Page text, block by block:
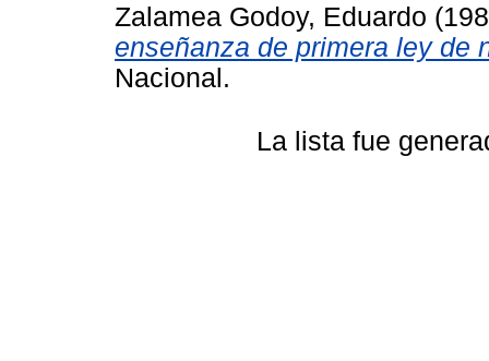
Zalamea Godoy, Eduardo
enseñanza de primera ley de
Nacional.
La lista fue